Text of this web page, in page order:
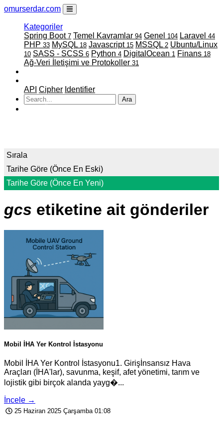
omurserdar.com
Kategoriler
Spring Boot 7 Temel Kavramlar 94 Genel 104 Laravel 44
PHP 33 MySQL 18 Javascript 15 MSSQL 2 Ubuntu/Linux
10 SASS - SCSS 6 Python 4 DigitalOcean 1 Finans 18
Ağ-Veri İletişimi ve Protokoller 31
API Cipher Identifier
Ara
Sırala
Tarihe Göre (Önce En Eski)
Tarihe Göre (Önce En Yeni)
gcs etiketine ait gönderiler
Mobil İHA Yer Kontrol İstasyonu
Mobil İHA Yer Kontrol İstasyonu1. Girişİnsansız Hava
Araçları (İHA'lar), savunma, keşif, afet yönetimi, tarım ve
lojistik gibi birçok alanda yayg�...
İncele →
25 Haziran 2025 Çarşamba 01:08